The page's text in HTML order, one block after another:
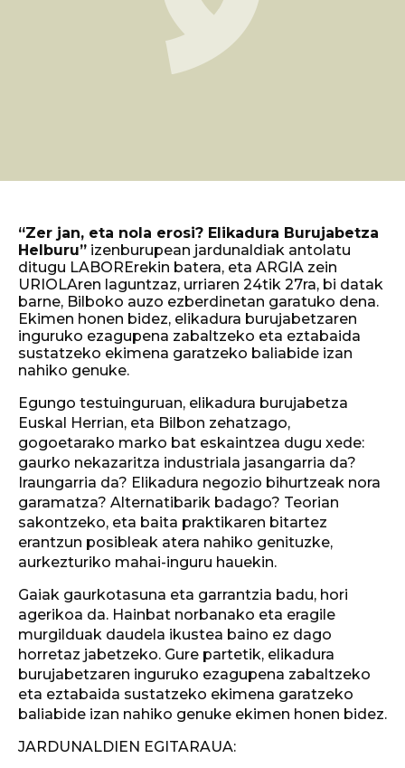
“Zer jan, eta nola erosi? Elikadura Burujabetza
Helburu” izenburupean jardunaldiak antolatu
ditugu LABORErekin batera, eta ARGIA zein
URIOLAren laguntzaz, urriaren 24tik 27ra, bi datak
barne, Bilboko auzo ezberdinetan garatuko dena.
Ekimen honen bidez, elikadura burujabetzaren
inguruko ezagupena zabaltzeko eta eztabaida
sustatzeko ekimena garatzeko baliabide izan
nahiko genuke.
Egungo testuinguruan, elikadura burujabetza
Euskal Herrian, eta Bilbon zehatzago,
gogoetarako marko bat eskaintzea dugu xede:
gaurko nekazaritza industriala jasangarria da?
Iraungarria da? Elikadura negozio bihurtzeak nora
garamatza? Alternatibarik badago? Teorian
sakontzeko, eta baita praktikaren bitartez
erantzun posibleak atera nahiko genituzke,
aurkezturiko mahai-inguru hauekin.
Gaiak gaurkotasuna eta garrantzia badu, hori
agerikoa da. Hainbat norbanako eta eragile
murgilduak daudela ikustea baino ez dago
horretaz jabetzeko. Gure partetik, elikadura
burujabetzaren inguruko ezagupena zabaltzeko
eta eztabaida sustatzeko ekimena garatzeko
baliabide izan nahiko genuke ekimen honen bidez.
JARDUNALDIEN EGITARAUA: